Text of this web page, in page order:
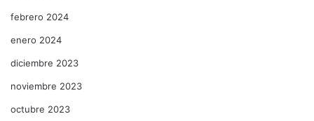
febrero 2024
enero 2024
diciembre 2023
noviembre 2023
octubre 2023